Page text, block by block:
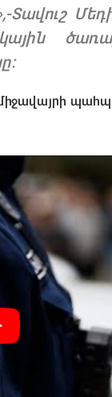
Տավուշ